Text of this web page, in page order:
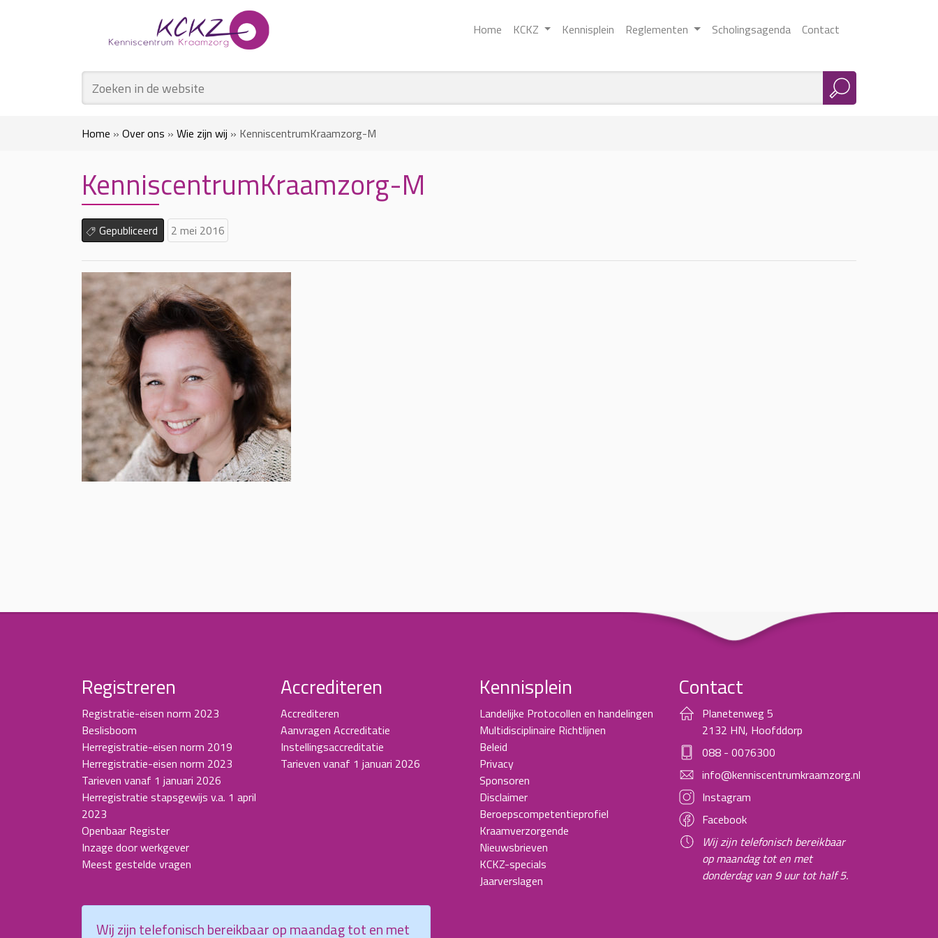
Home KCKZ Kennisplein Reglementen Scholingsagenda Contact
Home » Over ons » Wie zijn wij » KenniscentrumKraamzorg-M
KenniscentrumKraamzorg-M
Gepubliceerd 2 mei 2016
Registreren
Registratie-eisen norm 2023
Beslisboom
Herregistratie-eisen norm 2019
Herregistratie-eisen norm 2023
Tarieven vanaf 1 januari 2026
Herregistratie stapsgewijs v.a. 1 april
2023
Openbaar Register
Inzage door werkgever
Meest gestelde vragen
Accrediteren
Accrediteren
Aanvragen Accreditatie
Instellingsaccreditatie
Tarieven vanaf 1 januari 2026
Kennisplein
Landelijke Protocollen en handelingen
Multidisciplinaire Richtlijnen
Beleid
Privacy
Sponsoren
Disclaimer
Beroepscompetentieprofiel
Kraamverzorgende
Nieuwsbrieven
KCKZ-specials
Jaarverslagen
Contact
Planetenweg 5
2132 HN, Hoofddorp
088 - 0076300
info@kenniscentrumkraamzorg.nl
Instagram
Facebook
Wij zijn telefonisch bereikbaar
op maandag tot en met
donderdag van 9 uur tot half 5.
Wij zijn telefonisch bereikbaar op maandag tot en met